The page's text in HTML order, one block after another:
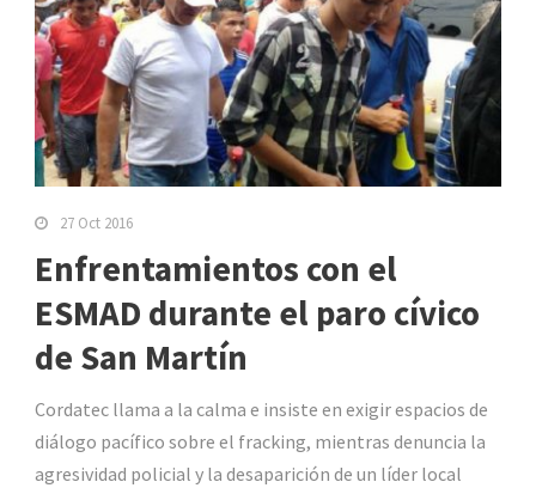
27 Oct 2016
Enfrentamientos con el
ESMAD durante el paro cívico
de San Martín
Cordatec llama a la calma e insiste en exigir espacios de
diálogo pacífico sobre el fracking, mientras denuncia la
agresividad policial y la desaparición de un líder local